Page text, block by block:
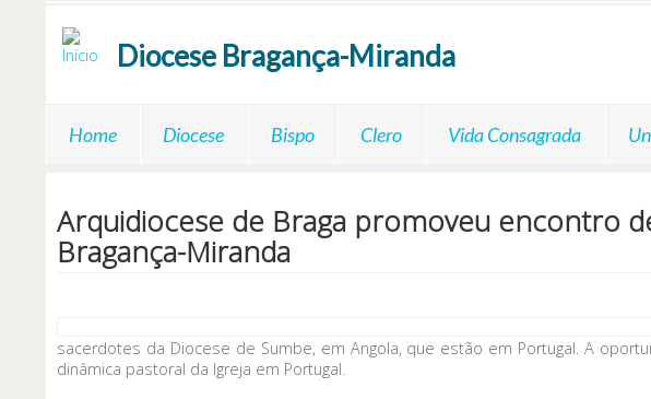
Diocese Bragança-Miranda
Home Diocese Bispo Clero Vida Consagrada
Arquidiocese de Braga promoveu encontro
Bragança-Miranda
sacerdotes da Diocese de Sumbe, em Angola, que estão em Portugal. A
dinâmica pastoral da Igreja em Portugal.